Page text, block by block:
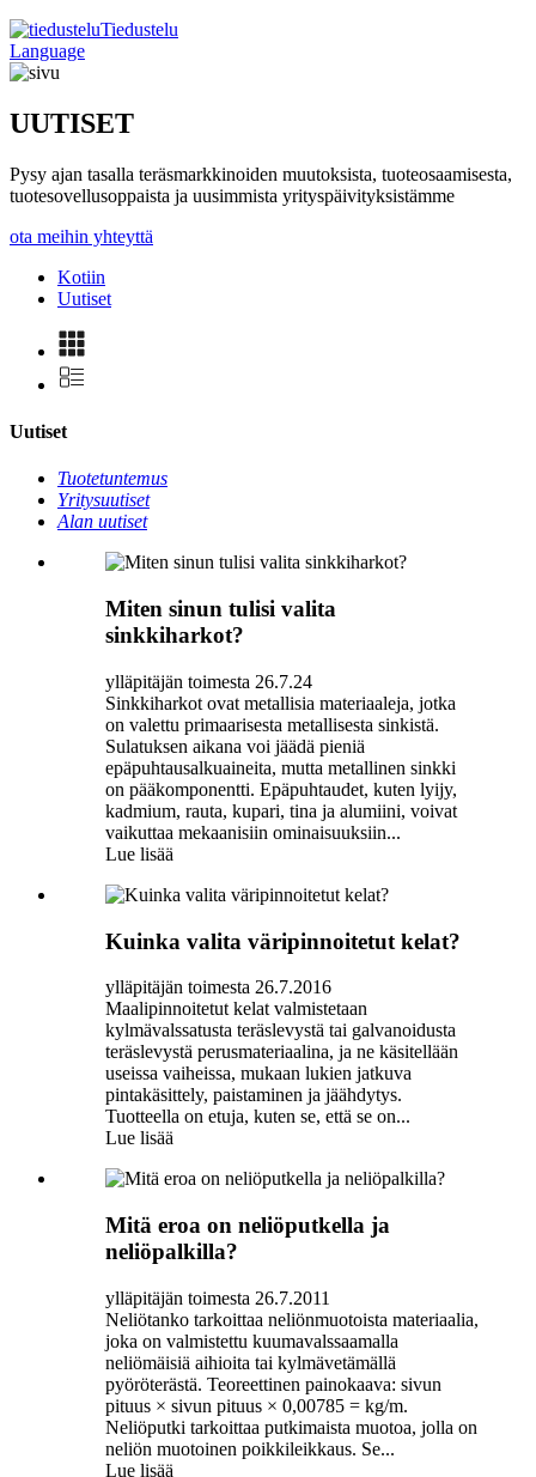
Tiedustelu
Language
UUTISET
Pysy ajan tasalla teräsmarkkinoiden muutoksista, tuoteosaamisesta,
tuotesovellusoppaista ja uusimmista yrityspäivityksistämme
ota meihin yhteyttä
Kotiin
Uutiset
Uutiset
Tuotetuntemus
Yritysuutiset
Alan uutiset
Miten sinun tulisi valita
sinkkiharkot?
ylläpitäjän toimesta 26.7.24
Sinkkiharkot ovat metallisia materiaaleja, jotka
on valettu primaarisesta metallisesta sinkistä.
Sulatuksen aikana voi jäädä pieniä
epäpuhtausalkuaineita, mutta metallinen sinkki
on pääkomponentti. Epäpuhtaudet, kuten lyijy,
kadmium, rauta, kupari, tina ja alumiini, voivat
vaikuttaa mekaanisiin ominaisuuksiin...
Lue lisää
Kuinka valita väripinnoitetut kelat?
ylläpitäjän toimesta 26.7.2016
Maalipinnoitetut kelat valmistetaan
kylmävalssatusta teräslevystä tai galvanoidusta
teräslevystä perusmateriaalina, ja ne käsitellään
useissa vaiheissa, mukaan lukien jatkuva
pintakäsittely, paistaminen ja jäähdytys.
Tuotteella on etuja, kuten se, että se on...
Lue lisää
Mitä eroa on neliöputkella ja
neliöpalkilla?
ylläpitäjän toimesta 26.7.2011
Neliötanko tarkoittaa neliönmuotoista materiaalia,
joka on valmistettu kuumavalssaamalla
neliömäisiä aihioita tai kylmävetämällä
pyöröterästä. Teoreettinen painokaava: sivun
pituus × sivun pituus × 0,00785 = kg/m.
Neliöputki tarkoittaa putkimaista muotoa, jolla on
neliön muotoinen poikkileikkaus. Se...
Lue lisää